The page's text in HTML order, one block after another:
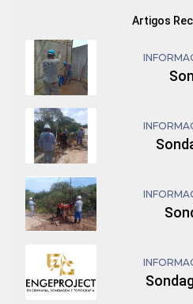
Artigos